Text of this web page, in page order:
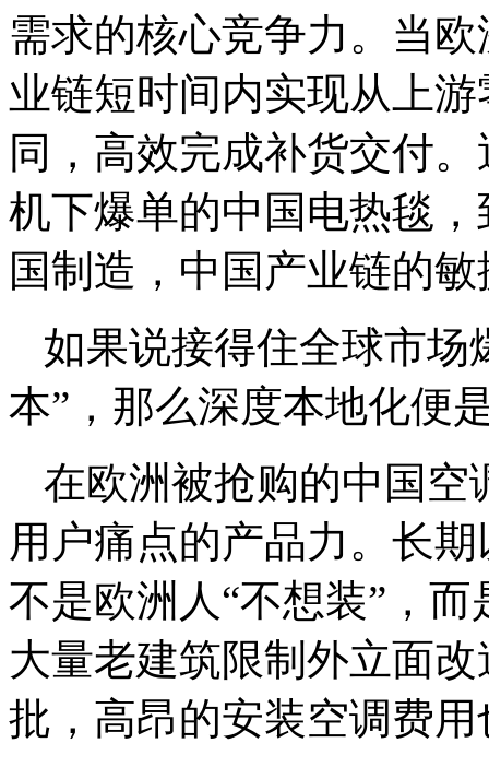
需求的核心竞争力。当
业链短时间内实现从上
同，高效完成补货交付
机下爆单的中国电热毯
国制造，中国产业链的
如果说接得住全球市场
本”，那么深度本地化便
在欧洲被抢购的中国空
用户痛点的产品力。长
不是欧洲人“不想装”，
大量老建筑限制外立面
批，高昂的安装空调费